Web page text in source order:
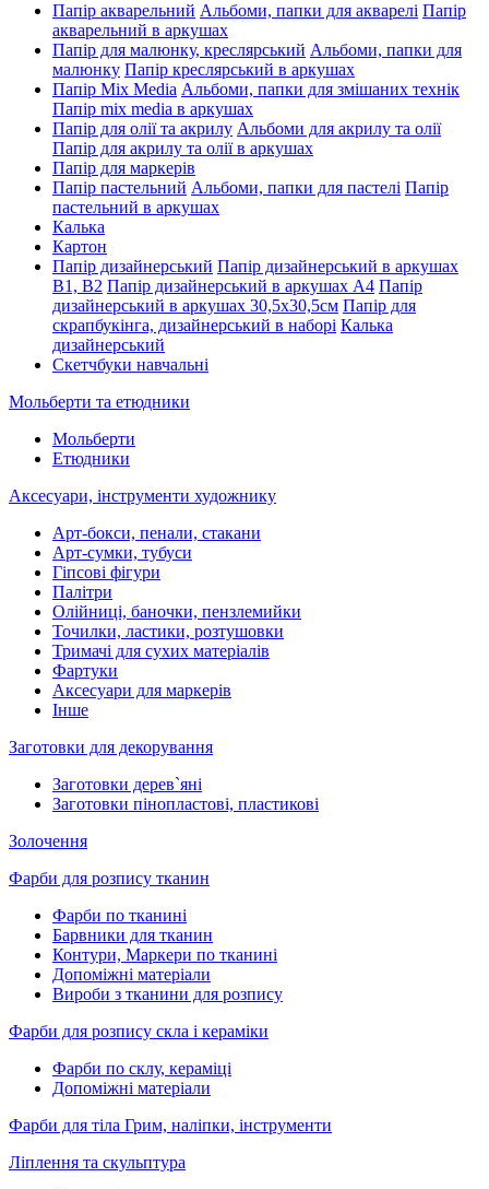
Папір акварельний Альбоми, папки для акварелі Папір
акварельний в аркушах
Папір для малюнку, креслярський Альбоми, папки для
малюнку Папір креслярський в аркушах
Папір Mix Media Альбоми, папки для змішаних технік
Папір mix media в аркушах
Папір для олії та акрилу Альбоми для акрилу та олії
Папір для акрилу та олії в аркушах
Папір для маркерів
Папір пастельний Альбоми, папки для пастелі Папір
пастельний в аркушах
Калька
Картон
Папір дизайнерський Папір дизайнерський в аркушах
В1, В2 Папір дизайнерський в аркушах А4 Папір
дизайнерський в аркушах 30,5х30,5см Папір для
скрапбукінга, дизайнерський в наборі Калька
дизайнерський
Скетчбуки навчальні
Мольберти та етюдники
Мольберти
Етюдники
Аксесуари, інструменти художнику
Арт-бокси, пенали, стакани
Арт-сумки, тубуси
Гіпсові фігури
Палітри
Олійниці, баночки, пензлемийки
Точилки, ластики, розтушовки
Тримачі для сухих матеріалів
Фартуки
Аксесуари для маркерів
Інше
Заготовки для декорування
Заготовки дерев`яні
Заготовки пінопластові, пластикові
Золочення
Фарби для розпису тканин
Фарби по тканині
Барвники для тканин
Контури, Маркери по тканині
Допоміжні матеріали
Вироби з тканини для розпису
Фарби для розпису скла і кераміки
Фарби по склу, кераміці
Допоміжні матеріали
Фарби для тіла Грим, наліпки, інструменти
Ліплення та скульптура